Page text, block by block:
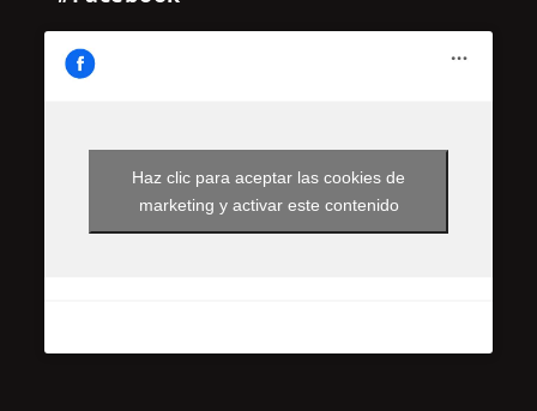
Haz clic para aceptar las cookies de
marketing y activar este contenido